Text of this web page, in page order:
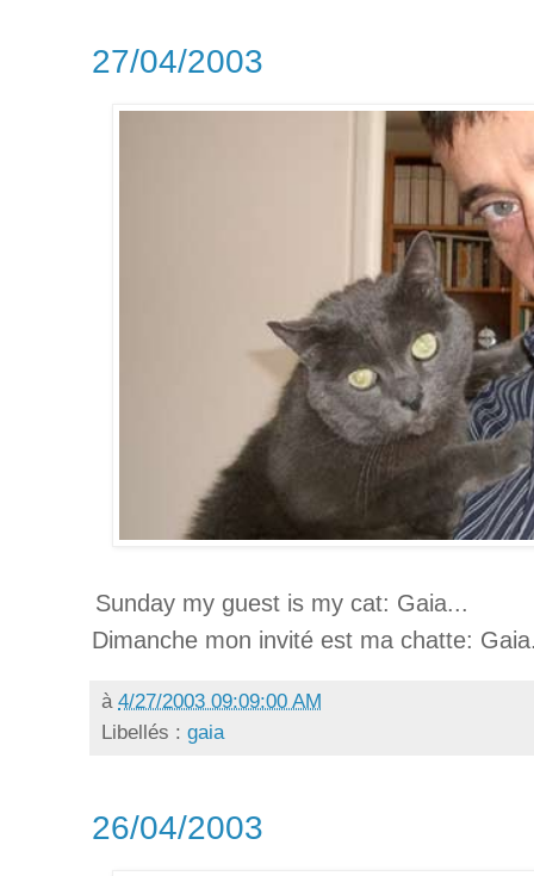
27/04/2003
Sunday my guest is my cat: Gaia...
Dimanche mon invité est ma chatte:
à 4/27/2003 09:09:00 AM
Libellés : gaia
26/04/2003